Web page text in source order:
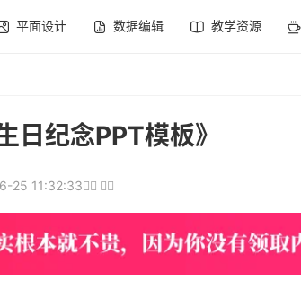
平面设计 数据编辑 教学资源
日纪念PPT模板》
25 11:32:33